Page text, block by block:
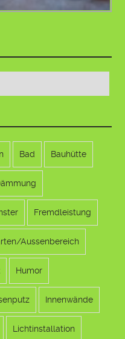
Bad Bauhütte
Fremdleistung
Aussenbereich
Humor
Innenwände
Lichtinstallation